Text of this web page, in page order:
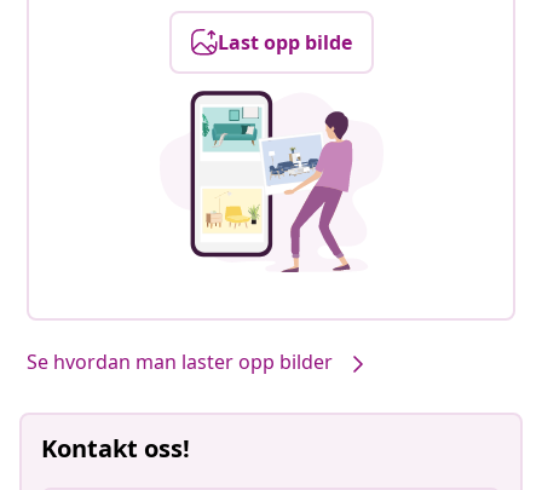
Last opp bilde
Se hvordan man laster opp bilder
Kontakt oss!